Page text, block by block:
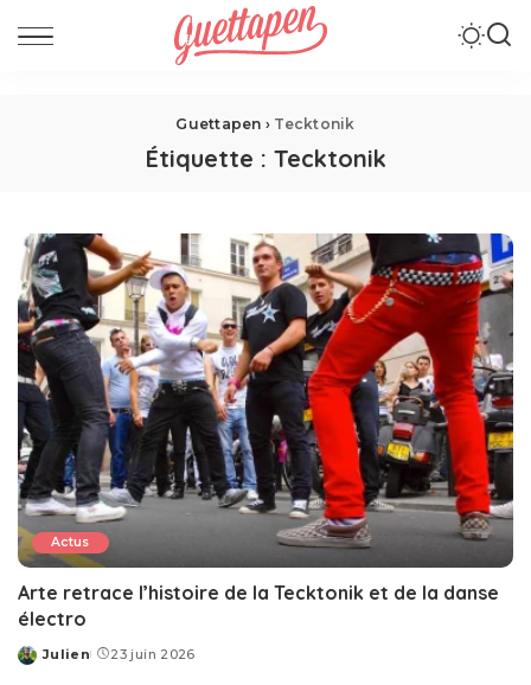
Guettapen › Tecktonik
Étiquette : Tecktonik
Actus
Arte retrace l’histoire de la Tecktonik et de la danse
électro
Posted
Julien 23 juin 2026